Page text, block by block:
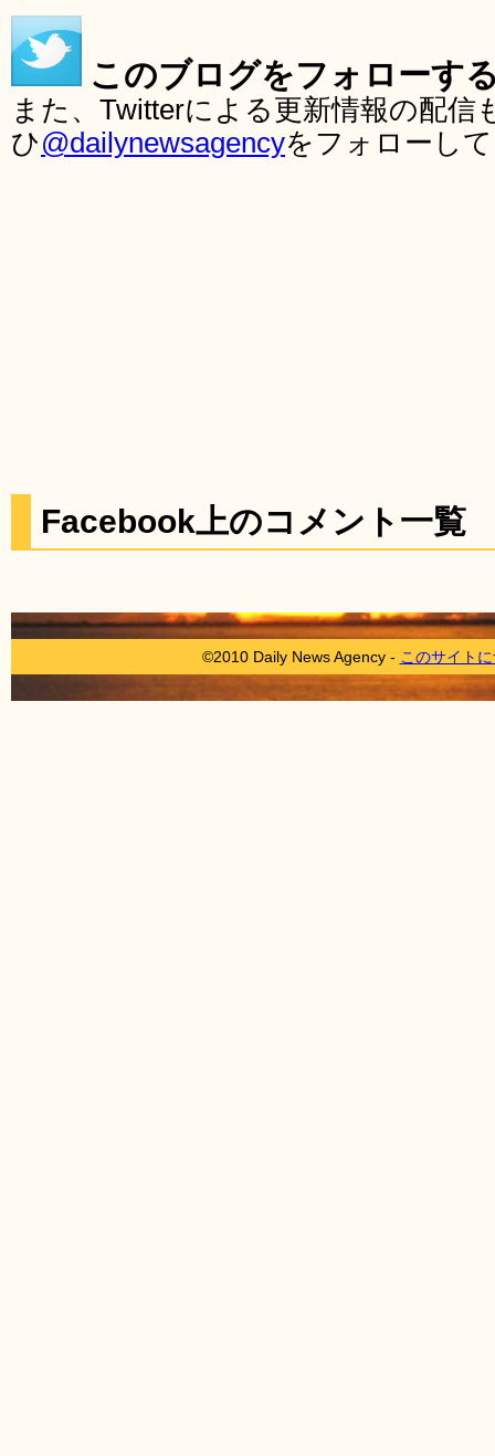
このブログをフォローす
また、Twitterによる更新情報の配
ひ@dailynewsagencyをフォローし
Facebook上のコメント一覧
©2010 Daily News Agency - このサイト